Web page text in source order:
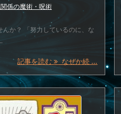
係の魔術・呪術
か？ 「努力しているのに、な
記事を読む なぜか続 ...